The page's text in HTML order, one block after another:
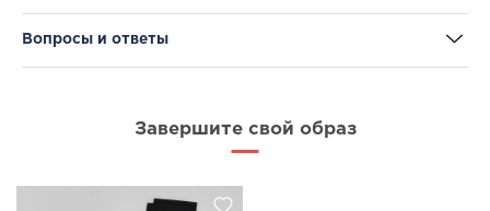
Вопросы и ответы
Завершите свой образ